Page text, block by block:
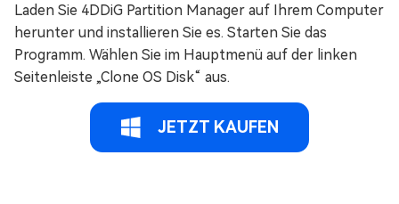
Laden Sie 4DDiG Partition Manager auf Ihrem Computer
herunter und installieren Sie es. Starten Sie das
Programm. Wählen Sie im Hauptmenü auf der linken
Seitenleiste „Clone OS Disk“ aus.
JETZT KAUFEN